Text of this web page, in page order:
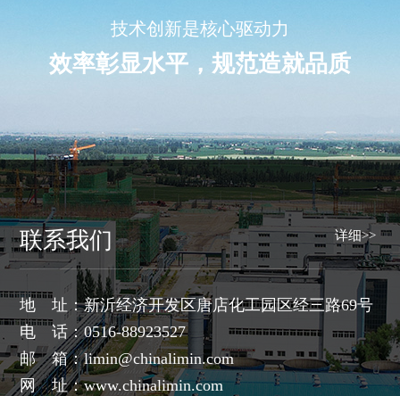
技术创新是核心驱动力
效率彰显水平，规范造就品质
联系我们 详细>>
地 址：新沂经济开发区唐店化工园区经三路69号
电 话：0516-88923527
邮 箱：limin@chinalimin.com
网 址：www.chinalimin.com